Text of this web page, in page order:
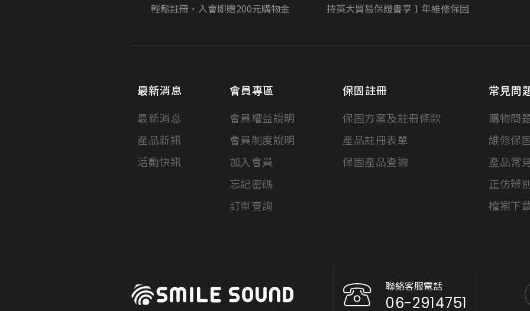
輕鬆註冊，入會即贈200元購物金 持英大貿易保證書享 1 年維修保固
最新消息
最新消息
產品新訊
活動快訊
會員專區
會員權益說明
會員制度說明
加入會員
忘記密碼
訂單查詢
保固註冊
保固方案及註冊條款
產品註冊表單
保固產品查詢
常見問
購物問
維修保
產品常
正仿辨
檔案下
聯絡客服電話
06-2914751